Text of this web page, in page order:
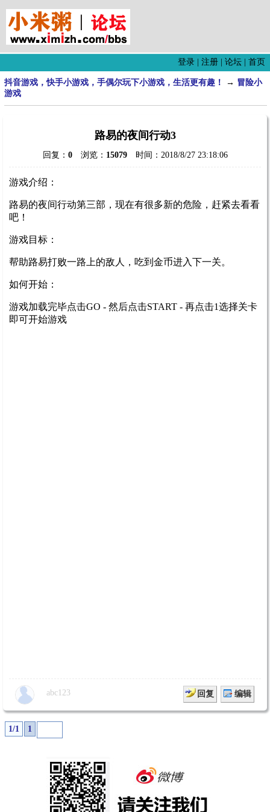
登录 注册 论坛 首页
抖音游戏，快手小游戏，手偶尔玩下小游戏，生活更有趣！ → 冒险小
游戏
路易的夜间行动3
回复： 0浏览： 15079时间：2018/8/27 23:18:06
游戏介绍：
路易的夜间行动第三部，现在有很多新的危险，赶紧去看看
吧！
游戏目标：
帮助路易打败一路上的敌人，吃到金币进入下一关。
如何开始：
游戏加载完毕点击GO - 然后点击START - 再点击1选择关卡
即可开始游戏
abc123 回复 编辑
1/1 1